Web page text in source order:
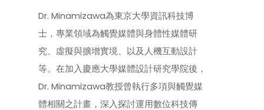
Dr. Minamizawa為東京大學資訊科技博
士，專業領域為觸覺媒體與身體性媒體研
究、虛擬與擴增實境、以及人機互動設計
等。在加入慶應大學媒體設計研究學院後，
Dr. Minamizawa教授曾執行多項與觸覺媒
體相關之計畫，深入探討運用數位科技傳